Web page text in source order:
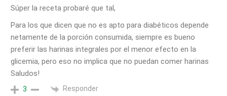
Súper la receta probaré que tal,
Para los que dicen que no es apto para diabéticos depende
netamente de la porción consumida, siempre es bueno
preferir las harinas integrales por el menor efecto en la
glicemia, pero eso no implica que no puedan comer harinas
Saludos!
3 Responder